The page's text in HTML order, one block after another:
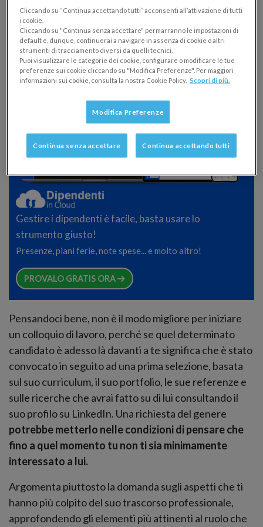
Mi racconti un po’ di lei
Una richiesta apparentemente banale ed innocua.
Eppure è proprioin cima alla nostra blacklist.
Gestire i dipendenti è facile, basta usare lo
strumento giusto!
Presenze, piani ferie, note spese... e molto altro!
PROVALO GRATIS ORA
Pensandoci bene, non è il modo migliore per iniziare
un colloquio di lavoro, perché se quel determinato
candidato è adesso là davanti a te significa che è stato
convocato in seguito ad una prima selezione, basata
sul suo curriculum, il suo portfolio, le sue referenze e
sulle ricerche che avrai fatto su di lui consultando il
suo profilo su LinkedIn. Una richiesta del genere
potrebbe metterlo nelle condizioni di pensare che
fino a quel momento tu non ti sia minimamente
interessato a lui.
Argomenta piuttosto la domanda sugli aspetti che ti
hanno più colpito del suo trascorso professionale,
approfondendo gli elementi più attinenti al ruolo che
Cliccando su “Continua accettando tutti” acconsenti all’attivazione di tutti
i cookie.
Cliccando su "Continua senza accettare" permarranno le impostazioni di
default e, dunque, continuerai a navigare in assenza di cookie o altri
strumenti di tracciamento diversi da quelli tecnici.
Puoi visualizzare le categorie dei cookie, configurare o modificare le tue
preferenze sui cookie cliccando su "Modifica Preferenze". Per maggiori
informazioni sui cookie, consulta la nostra Cookie Policy. Scopri di più.
Modifica Preferenze
Continua senza accettare Continua accettando tutti